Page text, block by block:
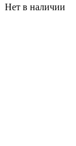
Нет в наличии